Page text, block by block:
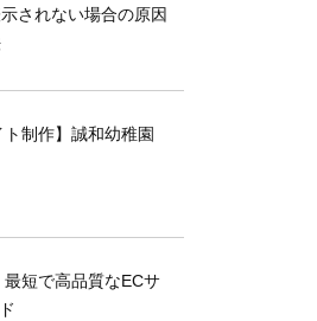
されない場合の原因
ト制作】誠和幼稚園
短で高品質なECサ